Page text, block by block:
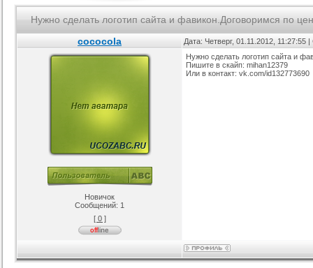
музыкальной
Шаблон для Ucoz : Irene
Шаблон для ucoz Gaming Off.
Категория : Игровые
РИП шаблона сайта TFiles для
ucoz
Категория :
Нужно сделать логотип сайта и фавикон.Договоримся по
cococola
Дата: Четверг, 01.11.2012,
Новичок
Сообщений: 1
[ 0 ]
Нужно сделать логотип сайта и
Пишите в скайп: mihan12379
Или в контакт: vk.com/id132773690